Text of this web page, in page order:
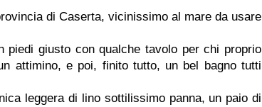
di Caserta, vicinissimo al mare da usare
piedi giusto con qualche tavolo per chi proprio
attimino, e poi, finito tutto, un bel bagno tutti
leggera di lino sottilissimo panna, un paio di